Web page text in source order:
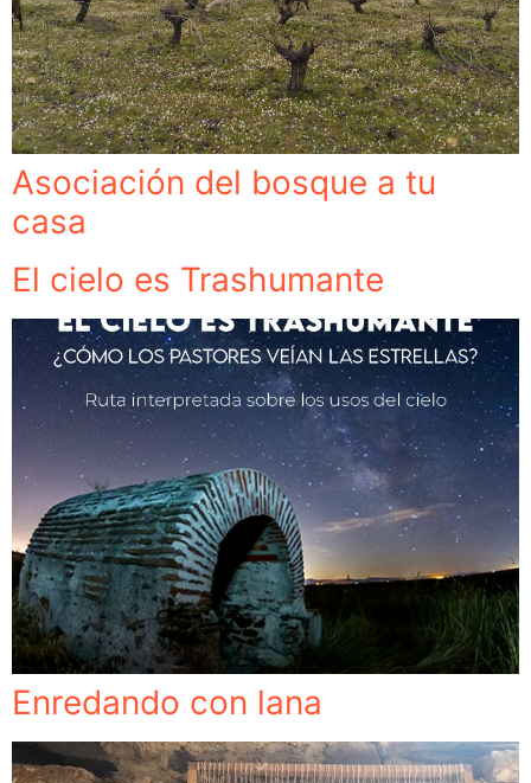
Asociación del bosque a tu
casa
El cielo es Trashumante
Enredando con lana